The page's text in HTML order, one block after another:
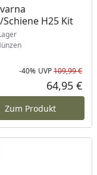
2 Zahnarten
Preis
H25 Kit
am Lager
-40% UVP109,99 €
64,95 €
Zum Produkt